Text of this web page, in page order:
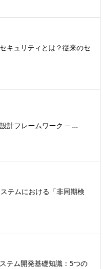
キュリティとは？従来のセ
計フレームワーク ─ ...
テムにおける「非同期検
テム開発基礎知識：5つの